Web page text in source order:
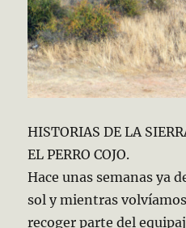
HISTORIAS DE LA
EL PERRO COJO.
Hace unas semanas ya
sol y mientras
recoger parte del